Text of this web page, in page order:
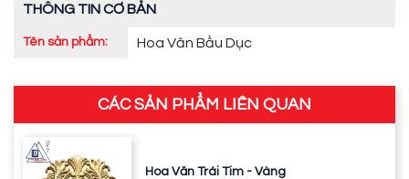
THÔNG TIN CƠ BẢN
Tên sản phẩm: Hoa Văn Bầu Dục
CÁC SẢN PHẨM LIÊN QUAN
Hoa Văn Trái Tim - Vàng